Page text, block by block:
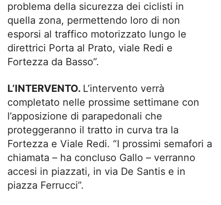
problema della sicurezza dei ciclisti in
quella zona, permettendo loro di non
esporsi al traffico motorizzato lungo le
direttrici Porta al Prato, viale Redi e
Fortezza da Basso”.
L’INTERVENTO. L’intervento verrà
completato nelle prossime settimane con
l’apposizione di parapedonali che
proteggeranno il tratto in curva tra la
Fortezza e Viale Redi. “I prossimi semafori a
chiamata – ha concluso Gallo – verranno
accesi in piazzati, in via De Santis e in
piazza Ferrucci”.